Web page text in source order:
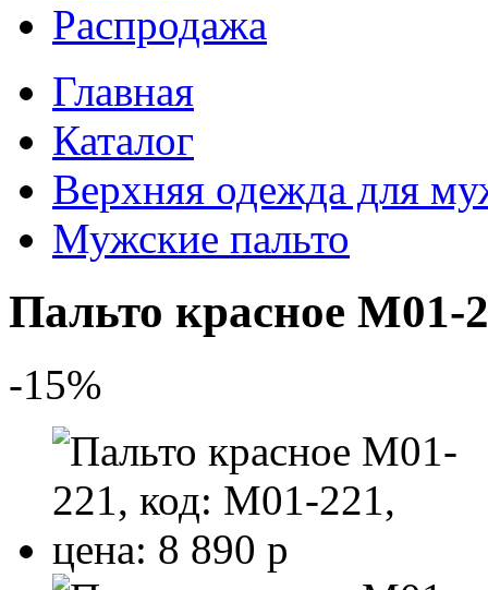
Распродажа
Главная
Каталог
Верхняя одежда для
Мужские пальто
Пальто красное M01-
-15%